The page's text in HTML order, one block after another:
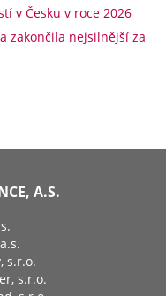
v Česku v roce 2026
zakončila nejsilnější za
A.S.
s.r.o.
s.r.o.